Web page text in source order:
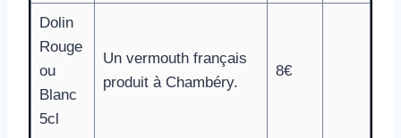
Dolin
Rouge
ou
Blanc
5cl
Un vermouth français
produit à Chambéry.
8€